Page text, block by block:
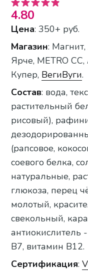
4.80
Цена: 350+ руб.
Магазин:
Ярче, METRO
Купер, ВегиВуги.
Состав: вода,
растительный
рисовый),
(рапсовое,
соевого белка,
натуральные,
глюкоза, перец
молотый,
свекольный,
антиокислитель
В7, витамин В12.
Сертификация: